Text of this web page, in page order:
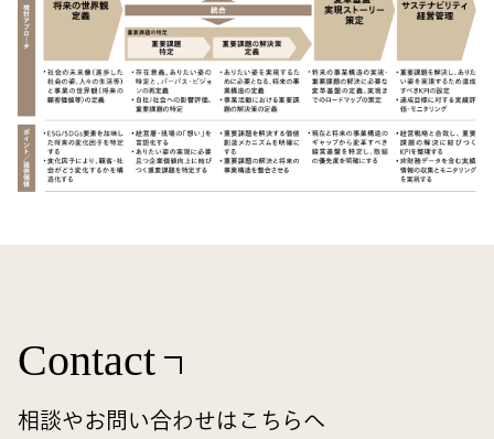
Contact
相談やお問い合わせはこちらへ